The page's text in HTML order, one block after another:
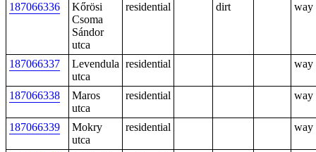
187066336
Kőrösi
Csoma
Sándor
utca
residential dirt way
187066337
Levendula
utca
residential way
187066338
Maros
utca
residential way
187066339
Mokry
utca
residential way